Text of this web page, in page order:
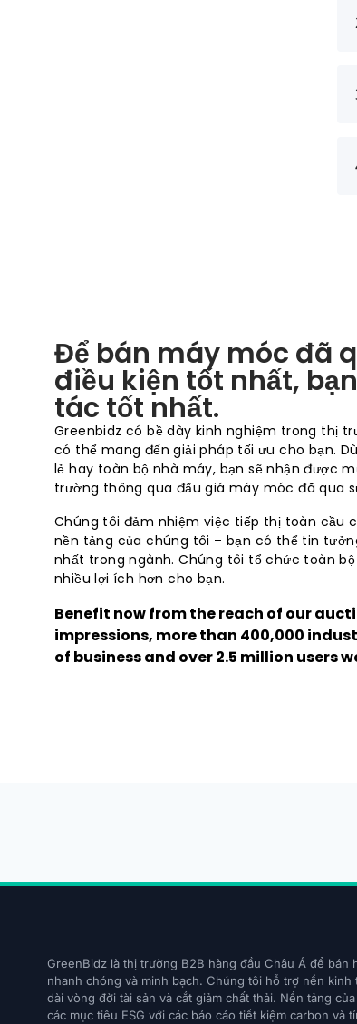
Để bán máy móc đã
điều kiện tốt nhất,
tác tốt nhất.
Greenbidz có bề dày kinh nghiệm trong thị
có thể mang đến giải pháp tối ưu cho bạn.
lẻ hay toàn bộ nhà máy, bạn sẽ nhận được
trường thông qua đấu giá máy móc đã qua
Chúng tôi đảm nhiệm việc tiếp thị toàn cầu
nền tảng của chúng tôi – bạn có thể tin
nhất trong ngành. Chúng tôi tổ chức toàn
nhiều lợi ích hơn cho bạn.
Benefit now from the reach of our
impressions, more than 400,000
of business and over 2.5 million users
GreenBidz là thị trường B2B hàng đầu Châu Á để bán
nhanh chóng và minh bạch. Chúng tôi hỗ trợ nền kinh
dài vòng đời tài sản và cắt giảm chất thải. Nền tảng
các mục tiêu ESG với các báo cáo tiết kiệm carbon và